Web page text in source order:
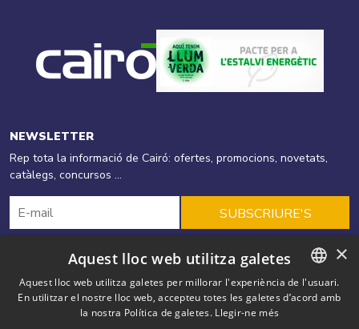
Cairó Productes
Energies Renovables
Eficiència Energètica
Ofertes Solucions Blog
Outlet
NEWSLETTER
Rep tota la informació de Cairó: ofertes, promocions, novetats,
catàlegs, concursos ...
SUBSCRIURE'S
CATALAN
×
Aquest lloc web utilitza galetes
Aquest lloc web utilitza galetes per millorar l'experiència de l'usuari.
En utilitzar el nostre lloc web, accepteu totes les galetes d’acord amb
la nostra Política de galetes. Llegir-ne més